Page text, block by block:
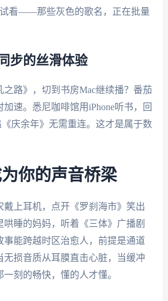
试看——那些灰色的歌名，正在批量
步的丝滑体验
路》，切到书房Mac继续播？番茄
速。悉尼咖啡馆用iPhone听书，回
《庆余年》无需重连。这才是属于数
你的声音桥梁
戴上耳机，点开《罗刹海市》笑出
哄睡的妈妈，听着《三体》广播剧
事能跨越时区治愈人，前提是通道
无损音质从耳膜直击心脏，当缓冲
刻的畅快，懂的人才懂。